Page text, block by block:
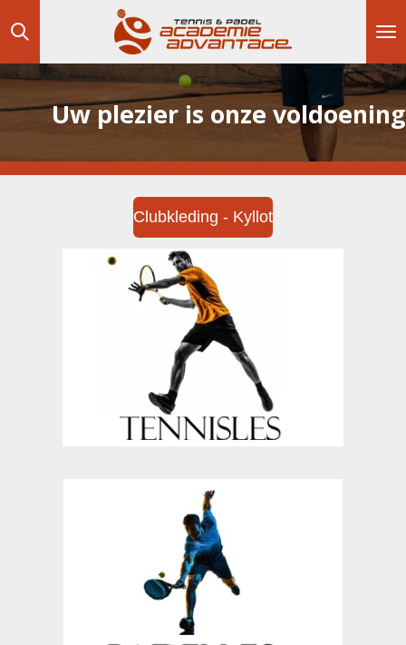
direct
de
Uw plezier is onze voldoening
Clubkleding - Kyllot